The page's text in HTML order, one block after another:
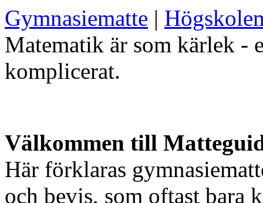
Gymnasiematte |
Matematik är som kärlek -
komplicerat.
Välkommen till
Här förklaras
och bevis, som oftast bara